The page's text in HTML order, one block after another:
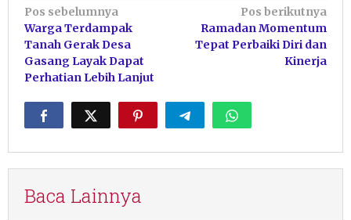
Navigasi
pos
Pos sebelumnya
Warga Terdampak
Tanah Gerak Desa
Gasang Layak Dapat
Perhatian Lebih Lanjut
Pos berikutnya
Ramadan Momentum
Tepat Perbaiki Diri dan
Kinerja
Baca Lainnya